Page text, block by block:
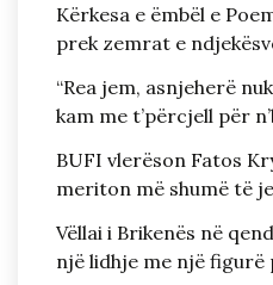
Kërkesa e ëmbël e
prek zemrat e
“Rea jem, asnjeherë
kam me t’përcjell për
BUFI vlerëson Fatos
meriton më shumë të
Vëllai i Brikenës në
një lidhje me një figurë